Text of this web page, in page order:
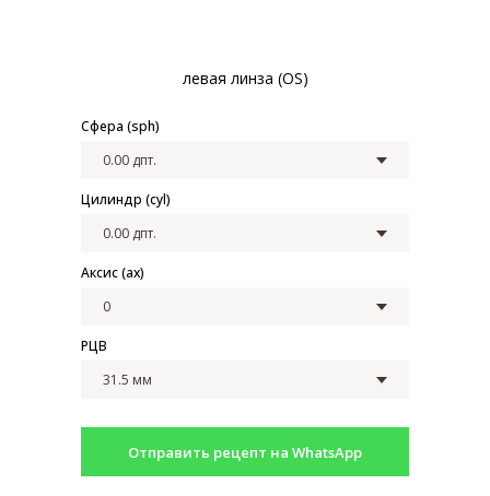
левая линза (OS)
Сфера (sph)
Цилиндр (cyl)
Аксис (ax)
РЦВ
Отправить рецепт на WhatsApp
Закажите обратный
звонок